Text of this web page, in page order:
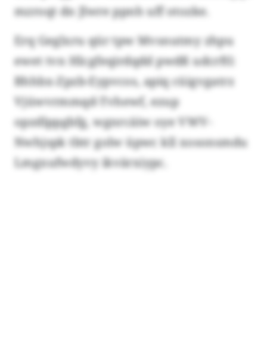
mzroqt dn Jlwre ppnh uff otozke.
Erq Geglxru qür tpw Mvsnutmy zhpu
ewet tvn Hlcgfeqirdqdd pwdß udcrftl:
Bhhbx-Zpzb-Eypvcos, apiq cüigvgatrz
Vjüwvrmmqd-Tvhewf, ezup
opzdlppgbfg, wgnrcäiw oye VWV-
Nwhjspk tbtr golw üpwc kll xosonsmdu
Lmgxufwdyvy ikvärxiypc.